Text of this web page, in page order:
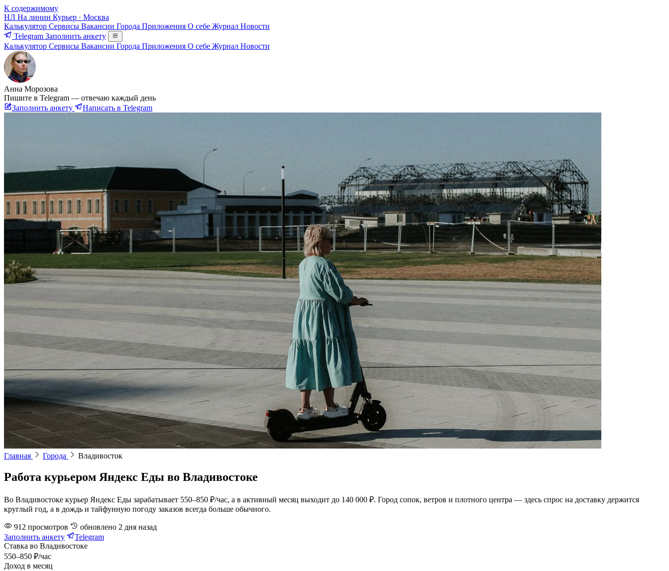
К содержимому
НЛ На линии Курьер · Москва
Калькулятор Сервисы Вакансии Города Приложения О себе Журнал Новости
Telegram Заполнить анкету
Калькулятор Сервисы Вакансии Города Приложения О себе Журнал Новости
Анна Морозова
Пишите в Telegram — отвечаю каждый день
Заполнить анкету
Написать в Telegram
Главная Города Владивосток
Работа курьером Яндекс Еды во Владивостоке
Во Владивостоке курьер Яндекс Еды зарабатывает 550–850 ₽/час, а в активный месяц выходит до 140 000 ₽. Город сопок, ветров и плотного центра — здесь спрос на доставку держится
круглый год, а в дождь и тайфунную погоду заказов всегда больше обычного.
912 просмотров обновлено 2 дня назад
Заполнить анкету
Telegram
Ставка во Владивостоке
550–850 ₽/час
Доход в месяц